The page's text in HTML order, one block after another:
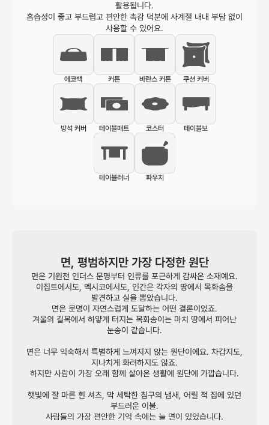
활용됩니다.
흡습성이 좋고 부드럽고 편안한 촉감 덕분에 사계절 내내 부담 없이
사용할 수 있어요.
에코백 커튼 바란스 커튼 쿠션 커버
방석 커버 테이블매트 코스터 테이블보
테이블러너 파우치
면, 평범하지만 가장 다정한 원단
면은 기원전 인더스 문명부터 인류를 포근하게 감싸온 소재예요.
이집트에서도, 멕시코에서도, 인간은 각자의 땅에서 목화솜을
발견하고 실을 뽑았습니다.
면은 문명이 자연스럽게 도달하는 어떤 결론이었죠.
겨울의 길목에서 하얗게 터지는 목화송이는 마치 땅에서 피어난
눈송이 같습니다.
면은 너무 익숙해서 특별하게 느껴지지 않는 원단이에요. 차갑지도,
지나치게 화려하지도 않죠.
하지만 사람이 가장 오래 함께 살아온 생활에 원단에 가깝습니다.
햇빛에 잘 마른 흰 셔츠, 막 세탁한 침구의 냄새, 어릴 적 집에 있던
부드러운 이불.
사람들의 가장 편안한 기억 속에는 늘 면이 있었습니다.